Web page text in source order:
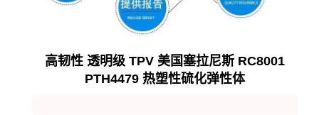
高韧性 透明级 TPV 美国塞拉尼斯 RC8001
PTH4479 热塑性硫化弹性体